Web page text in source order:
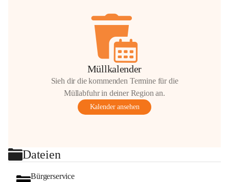
Müllkalender
Sieh dir die kommenden Termine für die
Müllabfuhr in deiner Region an.
Kalender ansehen
Dateien
Bürgerservice